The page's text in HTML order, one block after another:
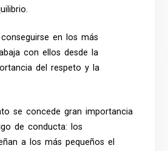
en los más
con ellos desde la
del respeto y la
se concede gran importancia
de conducta: los
a los más pequeños el